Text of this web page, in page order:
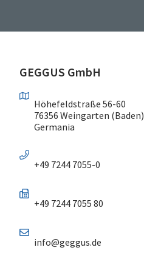
GEGGUS GmbH
Höhefeldstraße 56-60
76356 Weingarten (Baden)
Germania
+49 7244 7055-0
+49 7244 7055 80
info@geggus.de